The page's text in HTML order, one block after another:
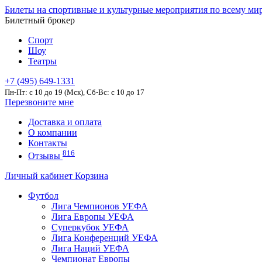
Билеты на спортивные и культурные мероприятия по всему
Билетный брокер
Спорт
Шоу
Театры
+7 (495) 649-1331
Пн-Пт: c 10 до 19 (Мск), Сб-Вс: с 10 до 17
Перезвоните мне
Доставка и оплата
О компании
Контакты
Отзывы 816
Личный кабинет Корзина
Футбол
Лига Чемпионов УЕФА
Лига Европы УЕФА
Суперкубок УЕФА
Лига Конференций УЕФА
Лига Наций УЕФА
Чемпионат Европы